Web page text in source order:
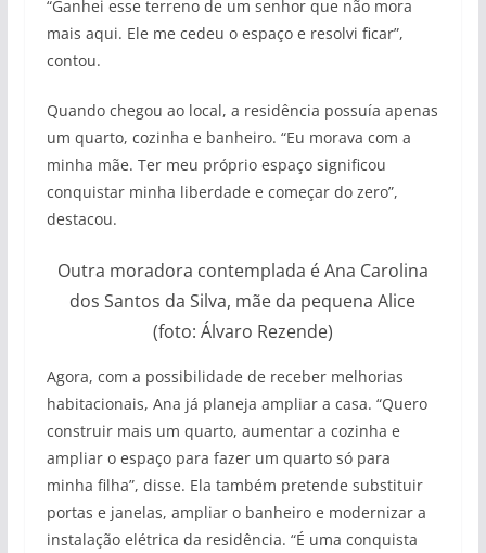
“Ganhei esse terreno de um senhor que não mora
mais aqui. Ele me cedeu o espaço e resolvi ficar”,
contou.
Quando chegou ao local, a residência possuía apenas
um quarto, cozinha e banheiro. “Eu morava com a
minha mãe. Ter meu próprio espaço significou
conquistar minha liberdade e começar do zero”,
destacou.
Outra moradora contemplada é Ana Carolina
dos Santos da Silva, mãe da pequena Alice
(foto: Álvaro Rezende)
Agora, com a possibilidade de receber melhorias
habitacionais, Ana já planeja ampliar a casa. “Quero
construir mais um quarto, aumentar a cozinha e
ampliar o espaço para fazer um quarto só para
minha filha”, disse. Ela também pretende substituir
portas e janelas, ampliar o banheiro e modernizar a
instalação elétrica da residência. “É uma conquista